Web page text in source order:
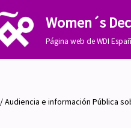
Women´s
Página web de WDI
/Audiencia e información Pública